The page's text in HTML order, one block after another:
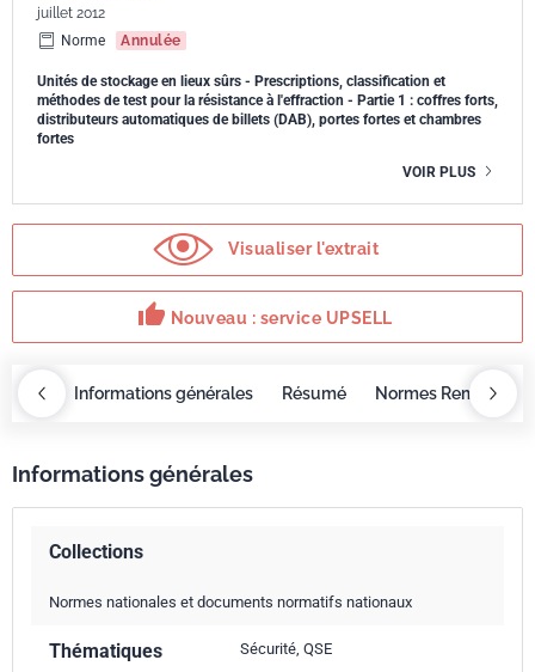
juillet 2012
Norme
Annulée
Unités de stockage en lieux sûrs - Prescriptions, classification et
méthodes de test pour la résistance à l'effraction - Partie 1 : coffres forts,
distributeurs automatiques de billets (DAB), portes fortes et chambres
fortes
VOIR PLUS
Visualiser l'extrait
thumb_up Nouveau : service UPSELL
Informations générales Résumé Normes
Informations générales
Collections
Normes nationales et documents normatifs nationaux
Thématiques Sécurité, QSE